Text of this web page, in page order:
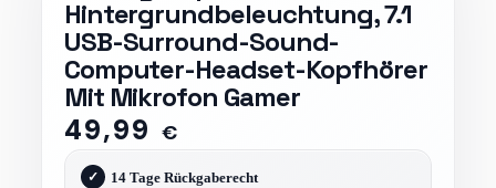
Hintergrundbeleuchtung, 7.1
USB-Surround-Sound-
Computer-Headset-Kopfhörer
Mit Mikrofon Gamer
49,99 €
14 Tage Rückgaberecht